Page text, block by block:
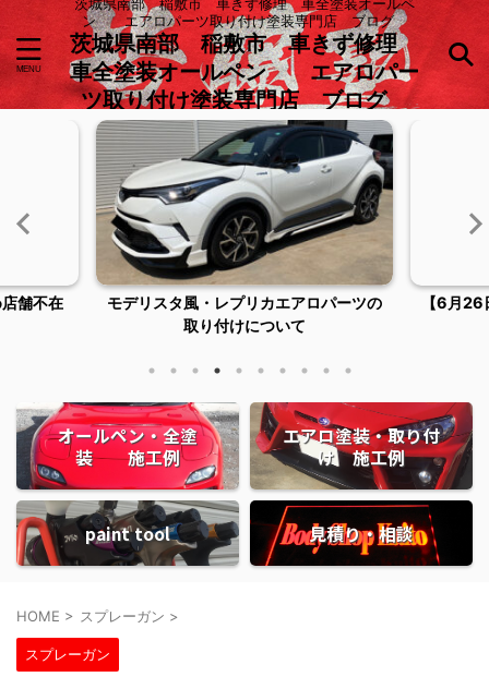
ン エアロパーツ取り付け塗装専門店 ブログ
茨城県南部 稲敷市 車きず修理
車全塗装オールペン エアロパー
ツ取り付け塗装専門店 ブログ
ーツの
【6月26日臨時休業およびご来店につい
てのお知らせ】
稲敷市
オールペン・全塗
装 施工例
エアロ塗装・取り付
け 施工例
paint tool 見積り・相談
HOME > スプレーガン >
スプレーガン